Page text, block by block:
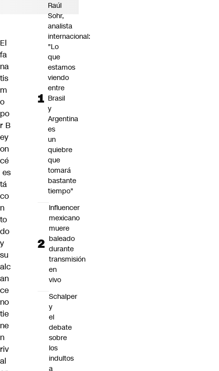
El
fa
na
tis
m
o
po
r B
ey
on
cé
es
tá
co
n
to
do
y
su
alc
an
ce
no
tie
ne
n
riv
al
Raúl
Sohr,
analista
internacional:
"Lo
que
estamos
viendo
entre
Brasil
y
Argentina
es
un
quiebre
que
tomará
bastante
tiempo"
Influencer
mexicano
muere
baleado
durante
transmisión
en
vivo
Schalper
y
el
debate
sobre
los
indultos
a